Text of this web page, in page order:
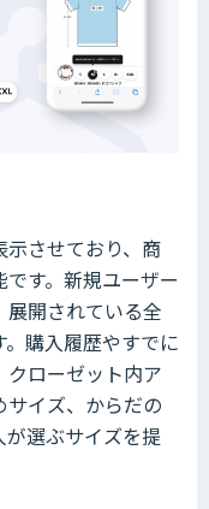
させており、商
す。新規ユーザー
展開されている全
購入履歴やすでに
ローゼット内ア
イズ、からだの
選ぶサイズを提